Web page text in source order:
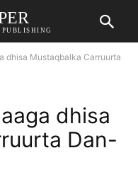
dhisa Mustaqbalka Carruurta
dhisa
Dan-